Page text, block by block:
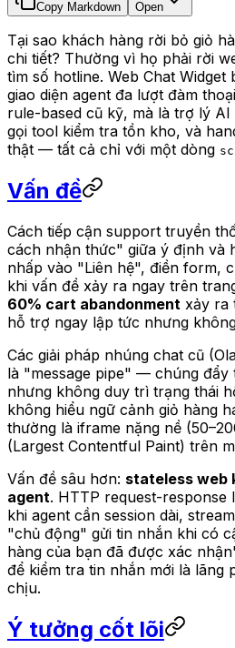
Copy Markdown Open
Tại sao khách hàng rời bỏ giỏ
chi tiết? Thường vì họ phải rời
tìm số hotline. Web Chat
giao diện agent đa lượt đàm
rule-based cũ kỹ, mà là trợ lý
gọi tool kiểm tra tồn kho, và
thật — tất cả chỉ với một dòng
Vấn đề
Cách tiếp cận support truyền
cách nhận thức" giữa ý định và
nhấp vào "Liên hệ", điền form,
khi vấn đề xảy ra ngay trên
60% cart abandonment xảy ra
hỗ trợ ngay lập tức nhưng
Các giải pháp nhúng chat cũ
là "message pipe" — chúng đẩy
nhưng không duy trì trạng thái
không hiểu ngữ cảnh giỏ hàng
thường là iframe nặng nề
(Largest Contentful Paint) trên
Vấn đề sâu hơn: stateless web
agent. HTTP request-response
khi agent cần session dài,
"chủ động" gửi tin nhắn khi có
hàng của bạn đã được xác
để kiểm tra tin nhắn mới là lãng
chịu.
Ý tưởng cốt lõi